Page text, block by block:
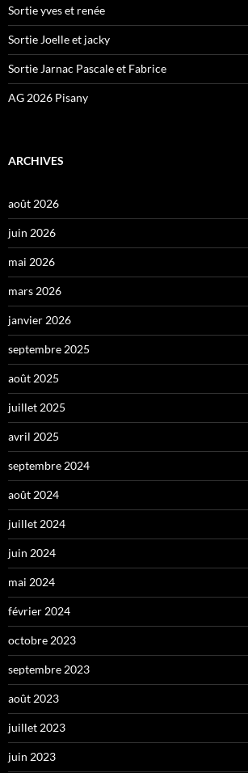
Sortie yves et renée
Sortie Joelle et jacky
Sortie Jarnac Pascale et Fabrice
AG 2026 Pisany
ARCHIVES
août 2026
juin 2026
mai 2026
mars 2026
janvier 2026
septembre 2025
août 2025
juillet 2025
avril 2025
septembre 2024
août 2024
juillet 2024
juin 2024
mai 2024
février 2024
octobre 2023
septembre 2023
août 2023
juillet 2023
juin 2023